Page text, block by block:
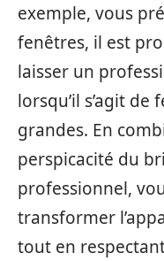
exemple, vous
fenêtres, il est
laisser un
lorsqu’il s’agit
grandes. En
perspicacité du
professionnel,
transformer
tout en